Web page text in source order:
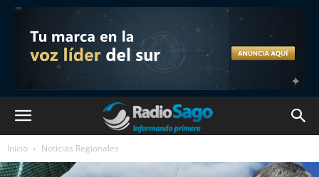
Inicio Noticias Regionales